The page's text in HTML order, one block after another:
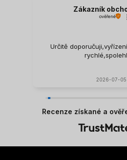
Zákazník
ověřené
Určitě
2026-07-05
Recenze získané a